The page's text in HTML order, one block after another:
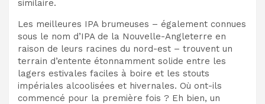
similaire.
Les meilleures IPA brumeuses – également connues
sous le nom d’IPA de la Nouvelle-Angleterre en
raison de leurs racines du nord-est – trouvent un
terrain d’entente étonnamment solide entre les
lagers estivales faciles à boire et les stouts
impériales alcoolisées et hivernales. Où ont-ils
commencé pour la première fois ? Eh bien, un